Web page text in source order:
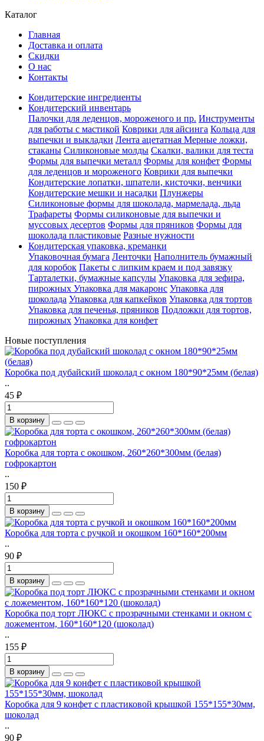
Каталог
Главная
Доставка и оплата
Скидки
О нас
Контакты
Кондитерские ингредиенты
Кондитерский инвентарь
Палочки для леденцов, мороженого и пр. Инструменты
для работы с мастикой Коврики для айсинга Кольца для
выпечки и выкладки Лента ацетатная Мерные ложки,
стаканы Силиконовые молды Скалки, валики для теста
Формы для выпечки металл Формы для конфет Формы
для леденцов и мороженого Коврики для выпечки
Кондитерские лопатки, шпатели, кисточки, венчики
Кондитерские мешки и насадки Плунжеры
Силиконовые формы для шоколада, мармелада, льда
Трафареты Формы силиконовые для выпечки и
муссовых десертов Формы для пряников Формы для
шоколада пластиковые Разные нужности
Кондитерская упаковка, креманки
Упаковочная бумага Ленточки Наполнитель бумажный
для коробок Пакеты с липким краем и под завязку
Тарталетки, бумажные капсулы Упаковка для зефира,
пирожных Упаковка для макаронс Упаковка для
шоколада Упаковка для капкейков Упаковка для тортов
Упаковка для печенья, пряников Подложки для тортов,
пирожных Упаковка для конфет
Новые поступления
Коробка под дубайский шоколад с окном 180*90*25мм (белая)
..
45 ₽
В корзину
Коробка для торта с окошком, 260*260*300мм (белая)
гофрокартон
..
150 ₽
В корзину
Коробка для торта с ручкой и окошком 160*160*200мм
..
90 ₽
В корзину
Коробка под торт ЛЮКС с прозрачными стенками и окном с
ложементом, 160*160*120 (шоколад)
..
155 ₽
В корзину
Коробка для 9 конфет с пластиковой крышкой 155*155*30мм,
шоколад
..
90 ₽